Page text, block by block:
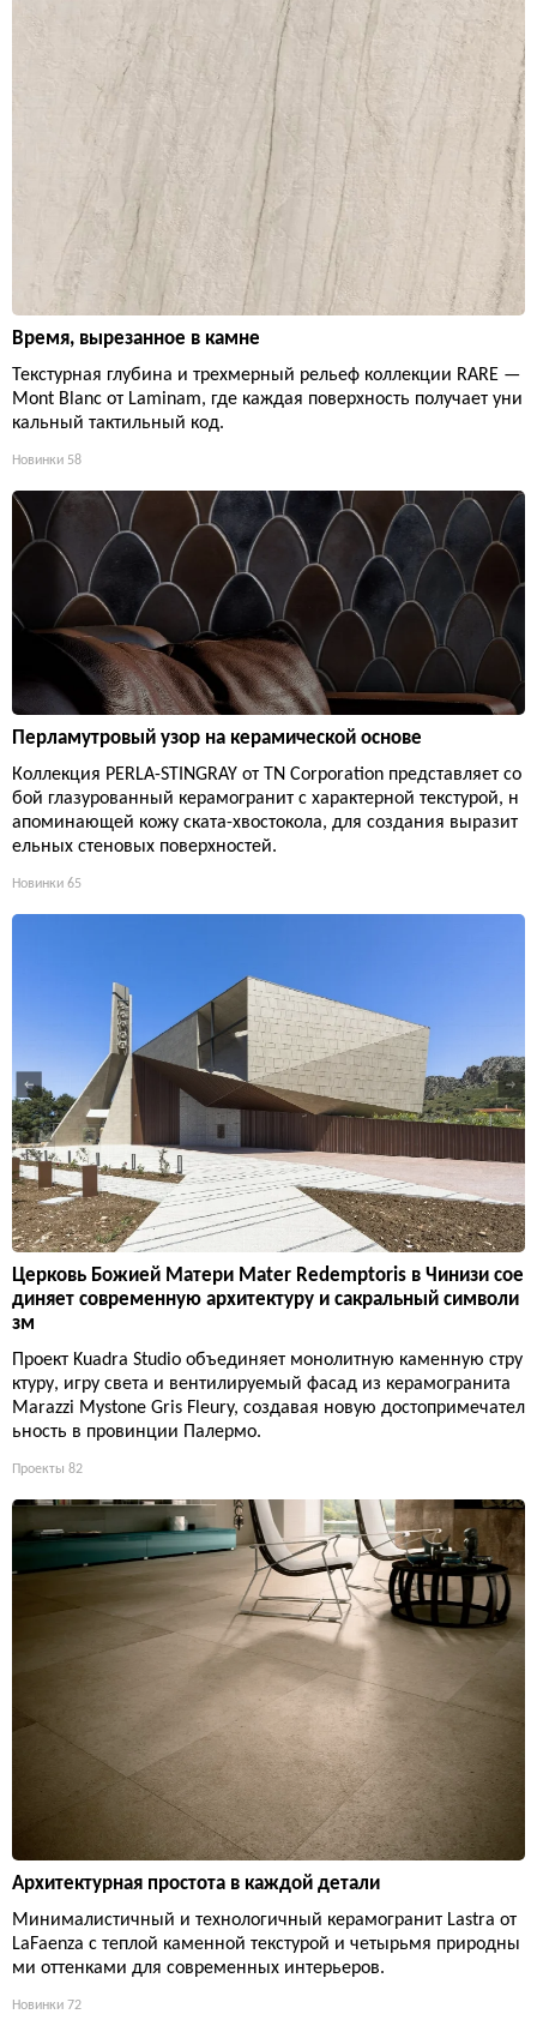
Время, вырезанное в камне
Текстурная глубина и трехмерный рельеф коллекции RARE —
Mont Blanc от Laminam, где каждая поверхность получает уни
кальный тактильный код.
Новинки 58
Перламутровый узор на керамической основе
Коллекция PERLA-STINGRAY от TN Corporation представляет со
бой глазурованный керамогранит с характерной текстурой, н
апоминающей кожу ската-хвостокола, для создания выразит
ельных стеновых поверхностей.
Новинки 65
Церковь Божией Матери Mater Redemptoris в Чинизи сое
диняет современную архитектуру и сакральный символи
зм
Проект Kuadra Studio объединяет монолитную каменную стру
ктуру, игру света и вентилируемый фасад из керамогранита
Marazzi Mystone Gris Fleury, создавая новую достопримечател
ьность в провинции Палермо.
Проекты 82
Архитектурная простота в каждой детали
Минималистичный и технологичный керамогранит Lastra от
LaFaenza с теплой каменной текстурой и четырьмя природны
ми оттенками для современных интерьеров.
Новинки 72